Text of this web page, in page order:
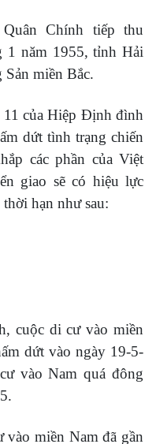
Chính tiếp thu
1 năm 1955, tỉnh Hải
miền Bắc.
của Hiệp Định đình
dứt tình trạng chiến
các phần của Việt
giao sẽ có hiệu lực
hạn như sau:
cuộc di cư vào miền
dứt vào ngày 19-5-
vào Nam quá đông
miền Nam đã gần